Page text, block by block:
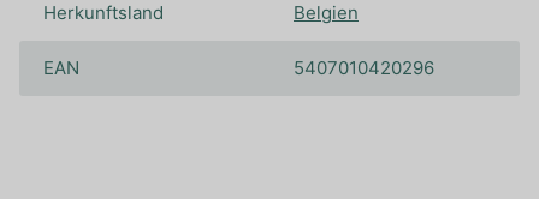
Herkunftsland Belgien
EAN 5407010420296